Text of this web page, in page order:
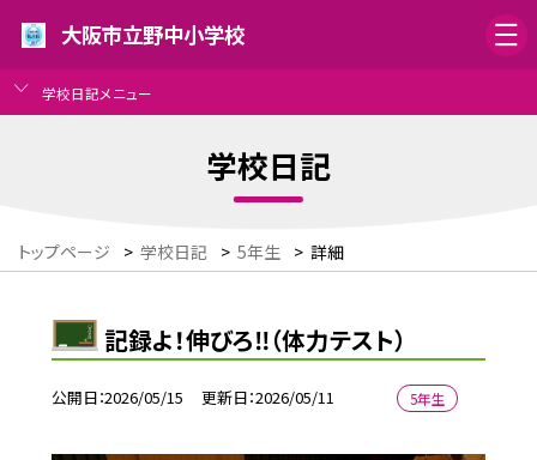
大阪市立野中小学校
学校日記メニュー
学校日記
トップページ > 学校日記 > 5年生 > 詳細
記録よ！伸びろ‼（体力テスト）
公開日 2026/05/15 更新日 2026/05/11 5年生